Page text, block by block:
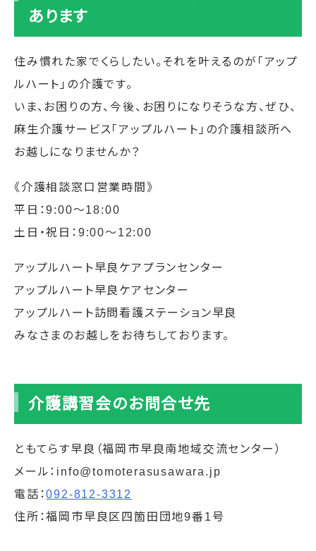
あります
住み慣れた家でくらしたい。それを叶えるのが「アップ
ルハート」の介護です。
いま、お困りの方、今後、お困りになりそうな方、ぜひ、
麻生介護サービス「アップルハート」の介護相談所へ
お越しになりませんか？
《介護相談窓口営業時間》
平日：9:00〜18:00
土日・祝日：9:00〜12:00
アップルハート早良ケアプランセンター
アップルハート早良ケアセンター
アップルハート訪問看護ステーション早良
みなさまのお越しをお待ちしております。
介護講習会のお問合せ先
ともてらす早良（福岡市早良南地域交流センター）
メール：info@tomoterasusawara.jp
電話：092-812-3312
住所：福岡市早良区四箇田団地9番1号